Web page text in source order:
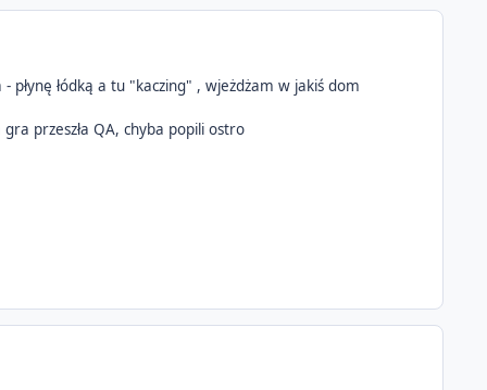
płynę łódką a tu "kaczing" , wjeżdżam w jakiś dom
przeszła QA, chyba popili ostro